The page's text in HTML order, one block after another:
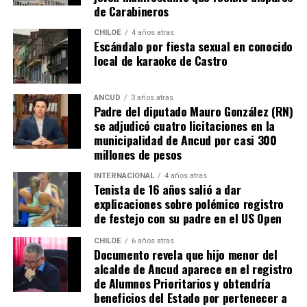
también tendrán que responder con algunos requisitos
como por ejemplo tener un periodo de ocupación de la
propiedad por más de 5 años.
“Efectivamente al interpretar el dictamen de
Contraloría, si bien es cierto, permite nuevamente
sanear sitios, sobre la propiedad particular en el
sector rural específicamente, viene con algunas
precisiones y van a ser más rigurosos en la
ocupación material, es decir, la persona que quiera
sanear tiene que tener un inmueble construido
sobre el sitio, tiene que estar cerrado, tiene que
estar conectado idealmente a los servicios básicos,
idealmente a agua potable, luz eléctrica y tener
dominio de ocupación material por más de 5 años,
como lo dice la Ley”,recalcó el consejero de la
provincia de Chiloé.
de Carabineros
CHILOE 4 años atras
Escándalo por fiesta sexual en conocido
local de karaoke de Castro
ANCUD 3 años atras
Padre del diputado Mauro González (RN)
se adjudicó cuatro licitaciones en la
municipalidad de Ancud por casi 300
millones de pesos
INTERNACIONAL 4 años atras
Tenista de 16 años salió a dar
explicaciones sobre polémico registro
de festejo con su padre en el US Open
CHILOE 6 años atras
Documento revela que hijo menor del
alcalde de Ancud aparece en el registro
de Alumnos Prioritarios y obtendría
beneficios del Estado por pertenecer a